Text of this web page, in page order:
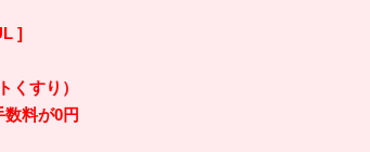
]
くすり）
料が0円